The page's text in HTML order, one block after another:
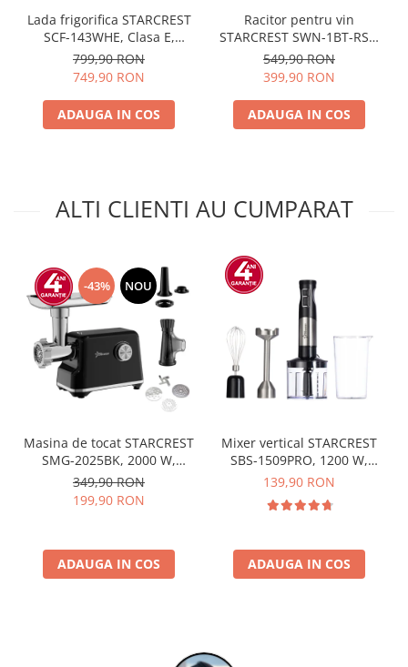
Lada frigorifica STARCREST
SCF-143WHE, Clasa E,
Capacitate 143L, Sistem
convertibil - functie frigider,
Termostat reglabil, Alb
799,90 RON
749,90 RON
ADAUGA IN COS
Racitor pentru vin
STARCREST SWN-1BT-RSV,
capacitate 1 sticla,
temperatura reglabila 5-
15°C, display LED, control
touch, Gri
549,90 RON
399,90 RON
ADAUGA IN COS
ALTI CLIENTI AU CUMPARAT
-43% NOU
Masina de tocat STARCREST
SMG-2025BK, 2000 W,
Accesoriu rosii si carnati, 3
site de taiere, Cutit inox,
Negru
349,90 RON
199,90 RON
ADAUGA IN COS
Mixer vertical STARCREST
SBS-1509PRO, 1200 W,
Chopper, Tel, Pahar gradat,
Negru
139,90 RON
ADAUGA IN COS